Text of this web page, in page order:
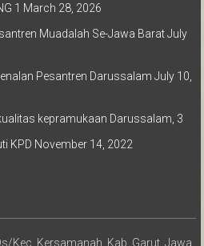
1 March 28, 2026
Muadalah Se-Jawa Barat July
Pesantren Darussalam July 10,
kepramukaan Darussalam, 3
KPD November 14, 2022
Kec. Kersamanah, Kab. Garut, Jawa